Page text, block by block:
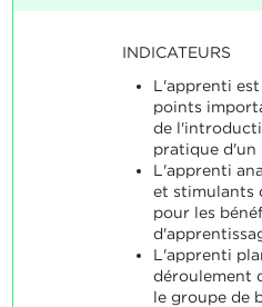
INDICATEURS
L'apprenti
points
de
pratique d'un
L'apprenti
et stimulants
pour les
L'apprenti
déroulement
le groupe de